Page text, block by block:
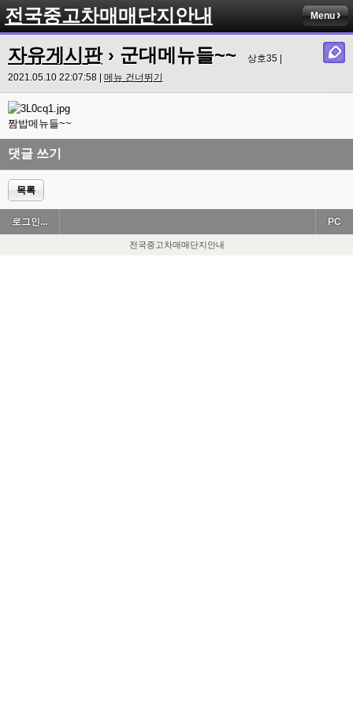
전국중고차매매단지안내 Menu
자유게시판› 군대메뉴들~~
상호35 |
2021.05.10 22:07:58 | 메뉴 건너뛰기
짬밥메뉴들~~
댓글 쓰기
목록
로그인... PC
전국중고차매매단지안내